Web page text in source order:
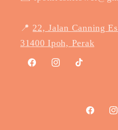
📍22, Jalan Canning
31400 Ipoh, Perak
FacebookInstagramTikTok
Facebook